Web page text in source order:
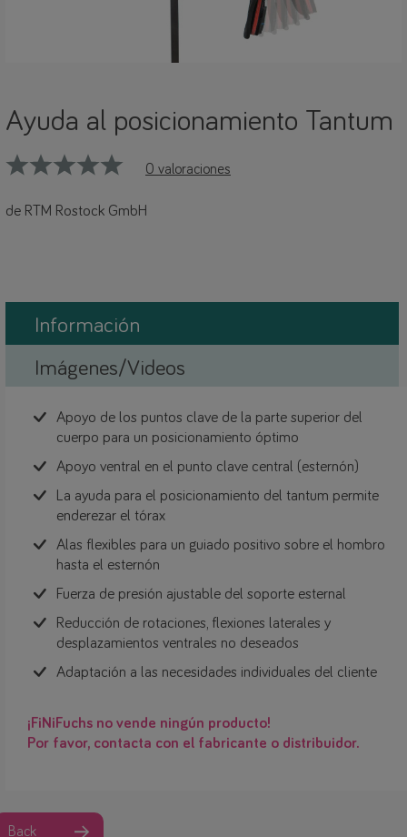
Ayuda al posicionamiento Tantum
0 valoraciones
de RTM Rostock GmbH
Información
Imágenes/Videos
Apoyo de los puntos clave de la parte superior del
cuerpo para un posicionamiento óptimo
Apoyo ventral en el punto clave central (esternón)
La ayuda para el posicionamiento del tantum permite
enderezar el tórax
Alas flexibles para un guiado positivo sobre el hombro
hasta el esternón
Fuerza de presión ajustable del soporte esternal
Reducción de rotaciones, flexiones laterales y
desplazamientos ventrales no deseados
Adaptación a las necesidades individuales del cliente
¡FiNiFuchs no vende ningún producto!
Por favor, contacta con el fabricante o distribuidor.
Back